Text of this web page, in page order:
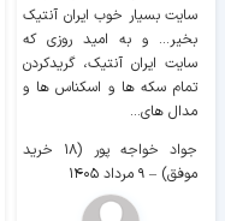
سایت بسیار خوب ايران آنتیک
بخیر... و به امید روزی که
سایت ايران آنتیک، گریدکردن
تمام سکه ها و اسکناس ها و
مدال های...
جواد خواجه پور (۱۸ خرید
موفق) – ۹ مرداد ۱۴۰۵